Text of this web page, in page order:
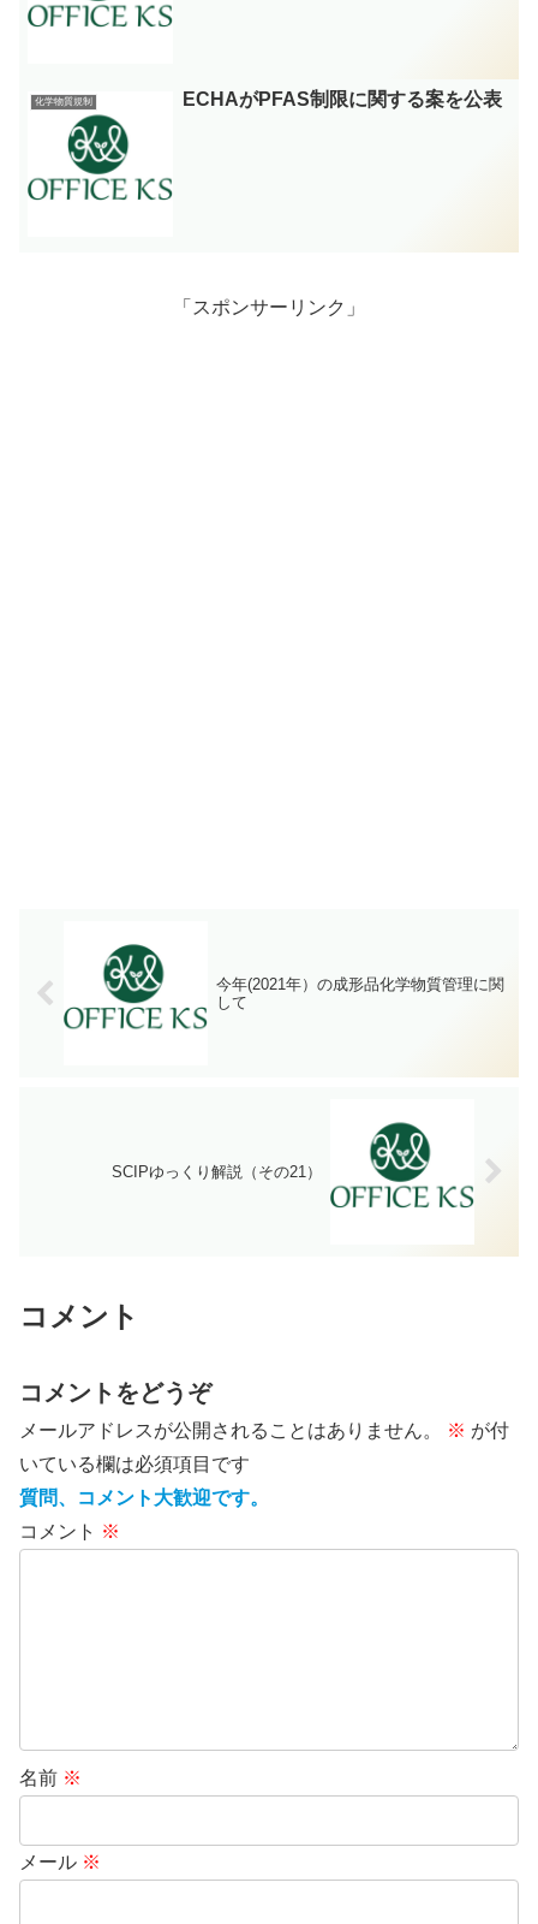
化学物質規制 ECHAがPFAS制限に関する案を公表
「スポンサーリンク」
今年(2021年）の成形品化学物質管理に関
して
SCIPゆっくり解説（その21）
コメント
コメントをどうぞ
メールアドレスが公開されることはありません。 ※ が付
いている欄は必須項目です
質問、コメント大歓迎です。
コメント ※
名前 ※
メール ※